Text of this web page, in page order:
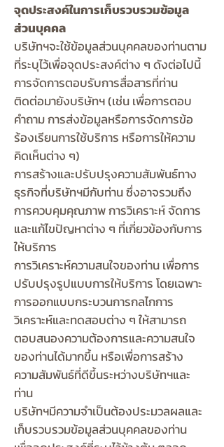
จุดประสงค์ในการเก็บรวบรวมข้อมูล
ส่วนบุคคล
บริษัทฯจะใช้ข้อมูลส่วนบุคคลของท่านตาม
ที่ระบุไว้เพื่อจุดประสงค์ต่าง ๆ ดังต่อไปนี้
การจัดการตอบรับการสื่อสารที่ท่าน
ติดต่อมายังบริษัทฯ (เช่น เพื่อการตอบ
คำถาม การส่งข้อมูลหรือการจัดการข้อ
ร้องเรียนการใช้บริการ หรือการให้ความ
คิดเห็นต่าง ๆ)
การสร้างและปรับปรุงความสัมพันธ์ทาง
ธุรกิจที่บริษัทฯมีกับท่าน ซึ่งอาจรวมถึง
การควบคุมคุณภาพ การวิเคราะห์ จัดการ
และแก้ไขปัญหาต่าง ๆ ที่เกี่ยวข้องกับการ
ให้บริการ
การวิเคราะห์ความสนใจของท่าน เพื่อการ
ปรับปรุงรูปแบบการให้บริการ โดยเฉพาะ
การออกแบบกระบวนการกลไกการ
วิเคราะห์และทดสอบต่าง ๆ ให้สามารถ
ตอบสนองความต้องการและความสนใจ
ของท่านได้มากขึ้น หรือเพื่อการสร้าง
ความสัมพันธ์ที่ดีขึ้นระหว่างบริษัทฯและ
ท่าน
บริษัทฯมีความจำเป็นต้องประมวลผลและ
เก็บรวบรวมข้อมูลส่วนบุคคลของท่าน